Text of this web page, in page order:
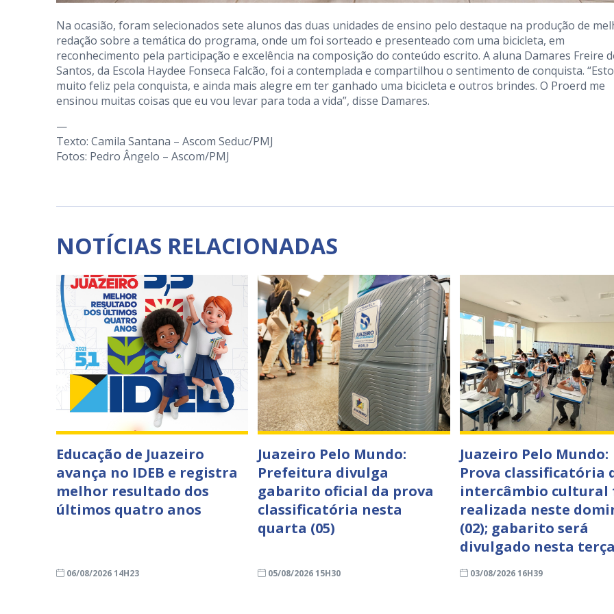
Na ocasião, foram selecionados sete alunos das duas unidades de ensino pelo destaque na produção de
redação sobre a temática do programa, onde um foi sorteado e presenteado com uma bicicleta, em
reconhecimento pela participação e excelência na composição do conteúdo escrito. A aluna Damares Freire
Santos, da Escola Haydee Fonseca Falcão, foi a contemplada e compartilhou o sentimento de conquista.
muito feliz pela conquista, e ainda mais alegre em ter ganhado uma bicicleta e outros brindes. O Proerd me
ensinou muitas coisas que eu vou levar para toda a vida”, disse Damares.
—
Texto: Camila Santana – Ascom Seduc/PMJ
Fotos: Pedro Ângelo – Ascom/PMJ
NOTÍCIAS RELACIONADAS
Educação de Juazeiro
avança no IDEB e registra
melhor resultado dos
últimos quatro anos
06/08/2026 14H23
Juazeiro Pelo Mundo:
Prefeitura divulga
gabarito oficial da prova
classificatória nesta
quarta (05)
05/08/2026 15H30
Juazeiro Pelo Mundo:
Prova classificatória
intercâmbio cultural
realizada neste
(02); gabarito será
divulgado nesta
03/08/2026 16H39